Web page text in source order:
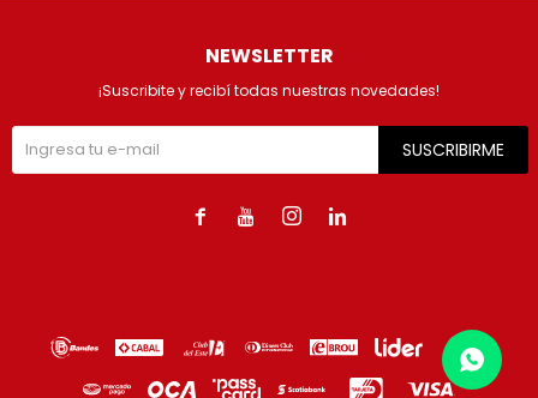
NEWSLETTER
¡Suscribite y recibí todas nuestras novedades!
SUSCRIBIRME
   